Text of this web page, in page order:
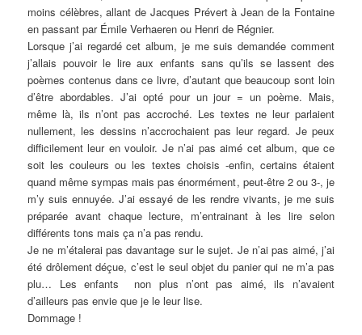
moins célèbres, allant de Jacques Prévert à Jean de la Fontaine
en passant par Émile Verhaeren ou Henri de Régnier.
Lorsque j’ai regardé cet album, je me suis demandée comment
j’allais pouvoir le lire aux enfants sans qu’ils se lassent des
poèmes contenus dans ce livre, d’autant que beaucoup sont loin
d’être abordables. J’ai opté pour un jour = un poème. Mais,
même là, ils n’ont pas accroché. Les textes ne leur parlaient
nullement, les dessins n’accrochaient pas leur regard. Je peux
difficilement leur en vouloir. Je n’ai pas aimé cet album, que ce
soit les couleurs ou les textes choisis -enfin, certains étaient
quand même sympas mais pas énormément, peut-être 2 ou 3-, je
m’y suis ennuyée. J’ai essayé de les rendre vivants, je me suis
préparée avant chaque lecture, m’entrainant à les lire selon
différents tons mais ça n’a pas rendu.
Je ne m’étalerai pas davantage sur le sujet. Je n’ai pas aimé, j’ai
été drôlement déçue, c’est le seul objet du panier qui ne m’a pas
plu… Les enfants non plus n’ont pas aimé, ils n’avaient
d’ailleurs pas envie que je le leur lise.
Dommage !